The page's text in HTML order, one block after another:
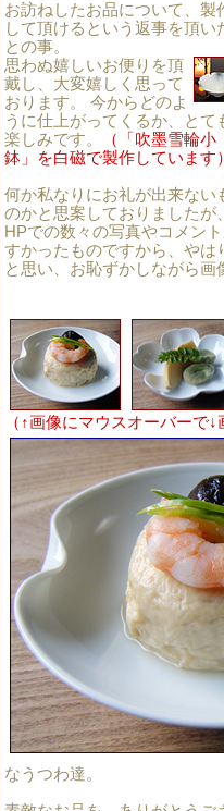
お訪ねしたお品について、製
して頂けるという返事を頂い
との事。
思わぬ嬉しいお便りを頂
戴し、大変嬉しく思って
おります。 今からどのよ
うに仕上がってくるか、とて
楽しみです。
（
「吹墨雪輪小
鉢」
を白磁で製作しています
何か私なりにお礼が出来ない
のかと思案しておりましたが
HPでの数々の写真やコメン
すかったものですから、や
と思い、お恥ずかしながら
（↑画像にマウスオーバーで
なうつわ達。